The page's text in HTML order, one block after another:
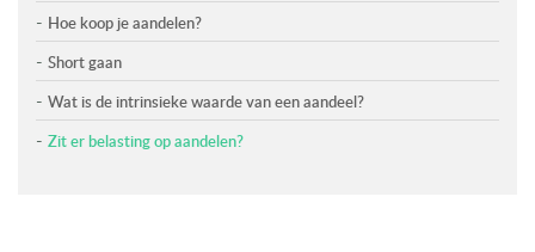
Hoe koop je aandelen?
Short gaan
Wat is de intrinsieke waarde van een aandeel?
Zit er belasting op aandelen?